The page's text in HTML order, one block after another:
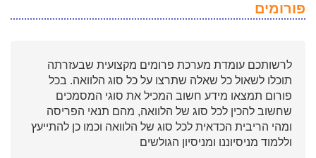
פורומים
לרשותכם עומדת מערכת פרומים מקצועית שבעזרתה
תוכלו לשאול כל שאלה שתרצו על כל סוג הלוואה. בכל
פורום תמצאו מידע חשוב המכיל את סוגי המסמכים
שחשוב להכין לכל סוג של הלוואה, מהם תנאי הפריסה
ומהי הריבית הכדאית לכל סוג של הלוואה וכמו כן להתייעץ
וללמוד מניסיוננו ומניסיון הגולשים